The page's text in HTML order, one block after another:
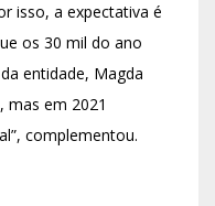
isso, a expectativa é
os 30 mil do ano
entidade, Magda
mas em 2021
complementou.